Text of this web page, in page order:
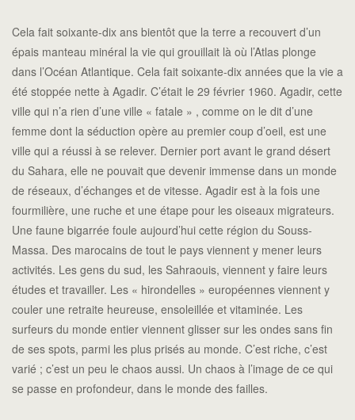
Cela fait soixante-dix ans bientôt que la terre a recouvert d’un
épais manteau minéral la vie qui grouillait là où l’Atlas plonge
dans l’Océan Atlantique. Cela fait soixante-dix années que la vie a
été stoppée nette à Agadir. C’était le 29 février 1960. Agadir, cette
ville qui n’a rien d’une ville « fatale » , comme on le dit d’une
femme dont la séduction opère au premier coup d’oeil, est une
ville qui a réussi à se relever. Dernier port avant le grand désert
du Sahara, elle ne pouvait que devenir immense dans un monde
de réseaux, d’échanges et de vitesse. Agadir est à la fois une
fourmilière, une ruche et une étape pour les oiseaux migrateurs.
Une faune bigarrée foule aujourd’hui cette région du Souss-
Massa. Des marocains de tout le pays viennent y mener leurs
activités. Les gens du sud, les Sahraouis, viennent y faire leurs
études et travailler. Les « hirondelles » européennes viennent y
couler une retraite heureuse, ensoleillée et vitaminée. Les
surfeurs du monde entier viennent glisser sur les ondes sans fin
de ses spots, parmi les plus prisés au monde. C’est riche, c’est
varié ; c’est un peu le chaos aussi. Un chaos à l’image de ce qui
se passe en profondeur, dans le monde des failles.